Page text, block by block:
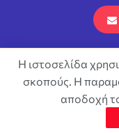
Επιτρέπεται η
σύμφωνα με τους
Η ιστοσελίδα
σκοπούς. Η
αποδοχή